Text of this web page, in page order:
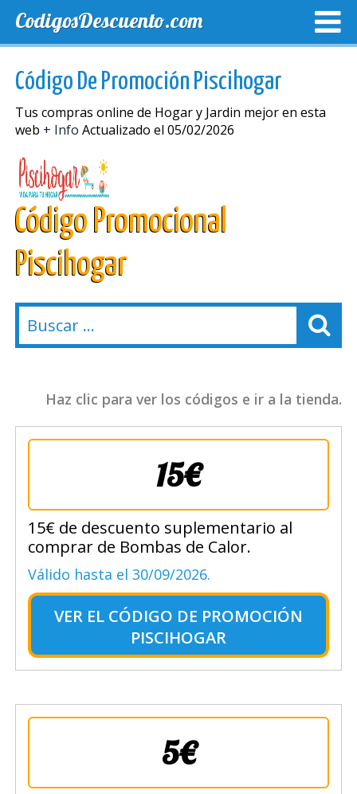
CodigosDescuento.com
Código De Promoción Piscihogar
Tus compras online de Hogar y Jardin mejor en esta
web + Info Actualizado el 05/02/2026
Código Promocional
Piscihogar
Haz clic para ver los códigos e ir a la tienda.
15€
15€ de descuento suplementario al
comprar de Bombas de Calor.
Válido hasta el 30/09/2026.
VER EL CÓDIGO DE PROMOCIÓN
PISCIHOGAR
5€